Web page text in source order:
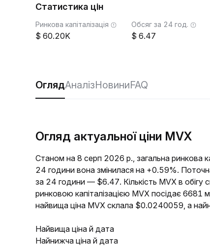
Статистика цін
Ринкова капіталізація
60.20K
Обсяг за 24 год.
6.47
ОглядАналізНовиниFAQ
Огляд актуальної ціни MVX
Станом на 8 серп 2026 р., загальна ринкова
24 години вона змінилася на +0.59%.
за 24 години — $6.47. Кількість MVX в обігу
ринковою капіталізацією MVX посідає 6681
найвища ціна MVX склала $0.0240059, а
Найвища ціна й дата
Найнижча ціна й дата